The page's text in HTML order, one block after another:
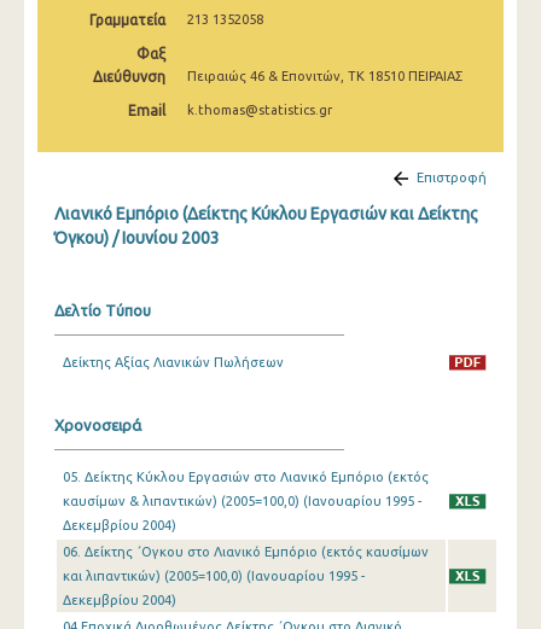
Απριλίου 2025
Μαρτίου 2025
Φεβρουαρίου 2025
Ιανουαρίου 2025
Νοεμβρίου 2024
Αυγούστου 2024
Ιουνίου 2024
Μαΐου 2024
Απριλίου 2024
Μαρτίου 2024
Γραμματεία 213 1352058
Φαξ
Διεύθυνση
Πειραιώς 46 & Επονιτών, ΤΚ 18510 ΠΕΙΡΑΙΑΣ
Email k.thomas@statistics.gr
Επιστροφή
Λιανικό Εμπόριο (Δείκτης Κύκλου Εργασιών και Δείκτης
Όγκου) / Ιουνίου 2003
Δελτίο Τύπου
Δείκτης Αξίας Λιανικών Πωλήσεων
Χρονοσειρά
05. Δείκτης Κύκλου Εργασιών στο Λιανικό Εμπόριο (εκτός
καυσίμων & λιπαντικών) (2005=100,0) (Ιανουαρίου 1995 -
Δεκεμβρίου 2004)
06. Δείκτης ΄Oγκου στο Λιανικό Εμπόριο (εκτός καυσίμων
και λιπαντικών) (2005=100,0) (Ιανουαρίου 1995 -
Δεκεμβρίου 2004)